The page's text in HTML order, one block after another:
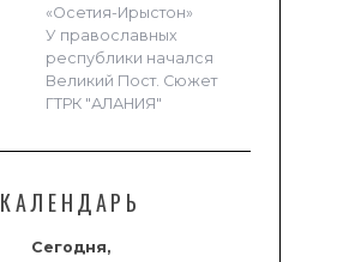
«Осетия-Ирыстон»
У православных
республики начался
Великий Пост. Сюжет
ГТРК "АЛАНИЯ"
КАЛЕНДАРЬ
Сегодня,